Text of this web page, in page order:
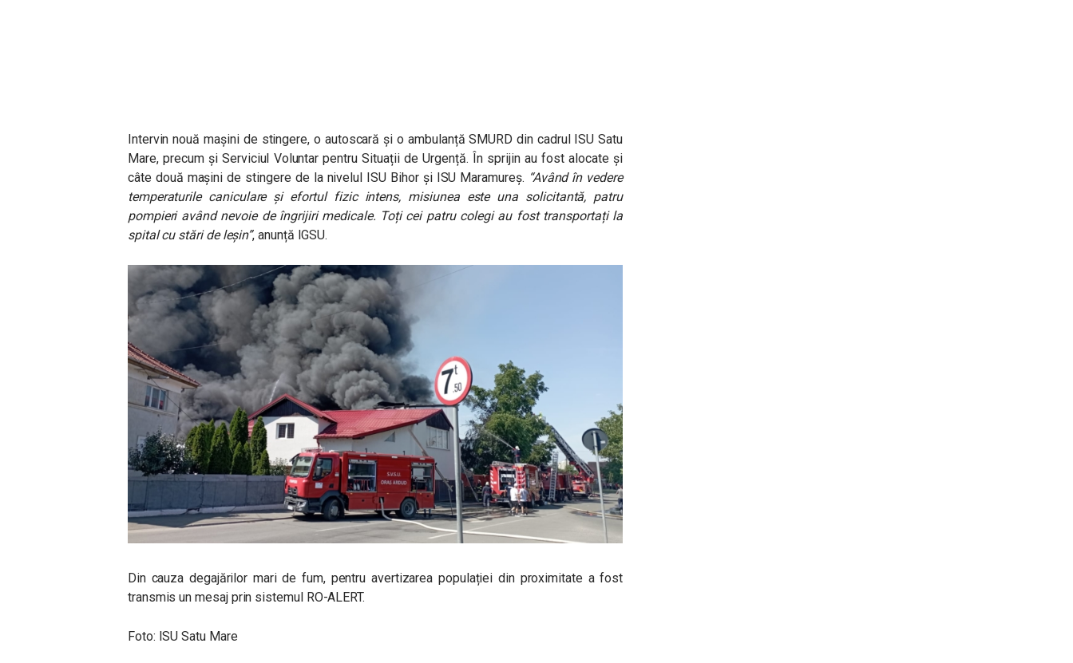
Intervin nouă mașini de stingere, o autoscară și o ambulanță SMURD din cadrul ISU Satu
Mare, precum și Serviciul Voluntar pentru Situații de Urgență. În sprijin au fost alocate și
câte două mașini de stingere de la nivelul ISU Bihor și ISU Maramureș. “Având în vedere
temperaturile caniculare și efortul fizic intens, misiunea este una solicitantă, patru
pompieri având nevoie de îngrijiri medicale. Toți cei patru colegi au fost transportați la
spital cu stări de leșin”, anunță IGSU.
Din cauza degajărilor mari de fum, pentru avertizarea populației din proximitate a fost
transmis un mesaj prin sistemul RO-ALERT.
Foto: ISU Satu Mare